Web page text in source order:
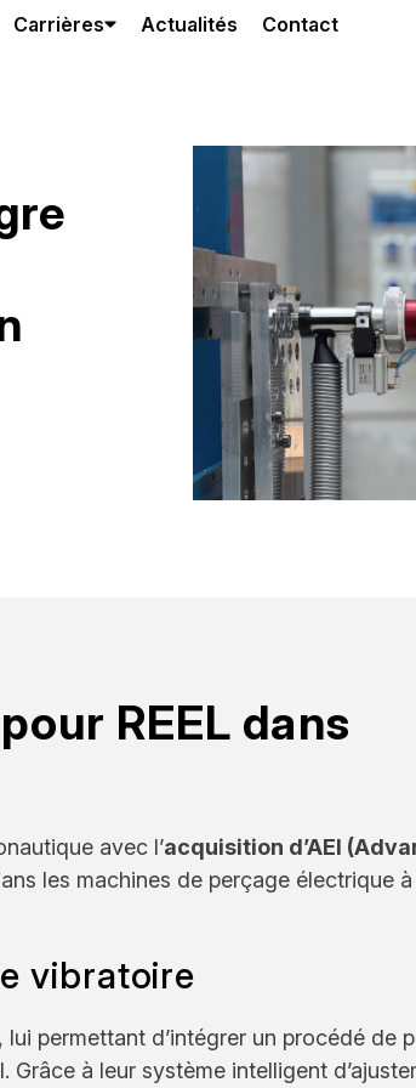
Carrières Actualités Contact
REEL dans
avec l’acquisition d’AEI
les machines de perçage électrique à
vibratoire
permettant d’intégrer un procédé de
Grâce à leur système intelligent